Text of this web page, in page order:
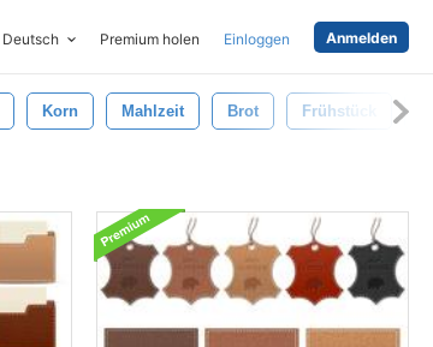
Deutsch Premium holen Einloggen Anmelden
Korn Mahlzeit Brot Frühstück